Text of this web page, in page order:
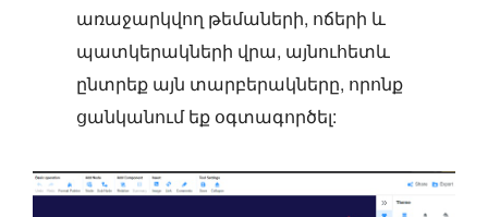
առաջարկվող թեմաների, ոճերի և
պատկերակների վրա, այնուհետև
ընտրեք այն տարբերակները, որոնք
ցանկանում եք օգտագործել: